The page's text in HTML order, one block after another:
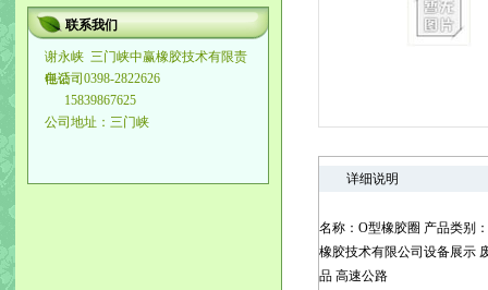
联系我们
谢永峡 三门峡中赢橡胶技术有限责
任公司
电话：0398-2822626
15839867625
公司地址：三门峡
详细说明
名称：O型橡胶圈 产品类别
橡胶技术有限公司设备展示
品 高速公路